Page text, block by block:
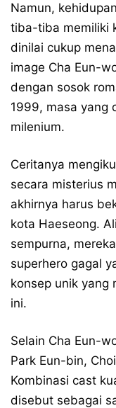
Namun,
tiba-tiba memiliki
dinilai cukup
image Cha Eun-
dengan sosok
1999, masa yang
milenium.
Ceritanya
secara misterius
akhirnya harus
kota Haeseong.
sempurna,
superhero gagal
konsep unik yang
ini.
Selain Cha Eun-
Park Eun-bin,
Kombinasi cast
disebut sebagai